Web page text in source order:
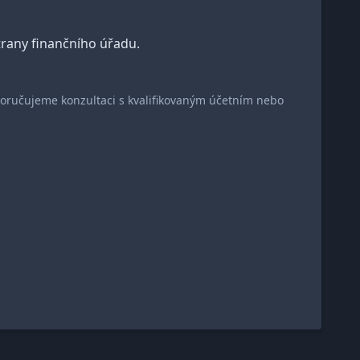
finančního úřadu.
konzultaci s kvalifikovaným účetním nebo